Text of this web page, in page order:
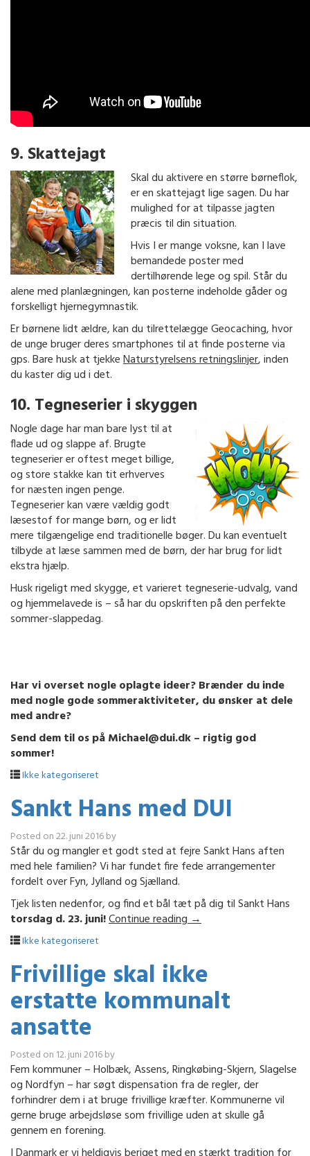
9. Skattejagt
Skal du aktivere en større børneflok,
er en skattejagt lige sagen. Du har
mulighed for at tilpasse jagten
præcis til din situation.
Hvis I er mange voksne, kan I lave
bemandede poster med
dertilhørende lege og spil. Står du
alene med planlægningen, kan posterne indeholde gåder og
forskelligt hjernegymnastik.
Er børnene lidt ældre, kan du tilrettelægge Geocaching, hvor
de unge bruger deres smartphones til at finde posterne via
gps. Bare husk at tjekkeNaturstyrelsens retningslinjer, inden
du kaster dig ud i det.
10. Tegneserier i skyggen
Nogle dage har man bare lyst til at
flade ud og slappe af. Brugte
tegneserier er oftest meget billige,
og store stakke kan tit erhverves
for næsten ingen penge.
Tegneserier kan være vældig godt
læsestof for mange børn, og er lidt
mere tilgængelige end traditionelle bøger. Du kan eventuelt
tilbyde at læse sammen med de børn, der har brug for lidt
ekstra hjælp.
Husk rigeligt med skygge, et varieret tegneserie-udvalg, vand
og hjemmelavede is – så har du opskriften på den perfekte
sommer-slappedag.
Har vi overset nogle oplagte ideer? Brænder du inde
med nogle gode sommeraktiviteter, du ønsker at dele
med andre?
Send dem til os på Michael@dui.dk – rigtig god
sommer!
Ikke kategoriseret
Sankt Hans med DUI
Posted on22. juni 2016by
Står du og mangler et godt sted at fejre Sankt Hans aften
med hele familien? Vi har fundet fire fede arrangementer
fordelt over Fyn, Jylland og Sjælland.
Tjek listen nedenfor, og find et bål tæt på dig til Sankt Hans
torsdag d. 23. juni!Continue reading→
Ikke kategoriseret
Frivillige skal ikke
erstatte kommunalt
ansatte
Posted on 12. juni 2016by
Fem kommuner – Holbæk, Assens, Ringkøbing-Skjern, Slagelse
og Nordfyn – har søgt dispensation fra de regler, der
forhindrer dem i at bruge frivillige kræfter. Kommunerne vil
gerne bruge arbejdsløse som frivillige uden at skulle gå
gennem en forening.